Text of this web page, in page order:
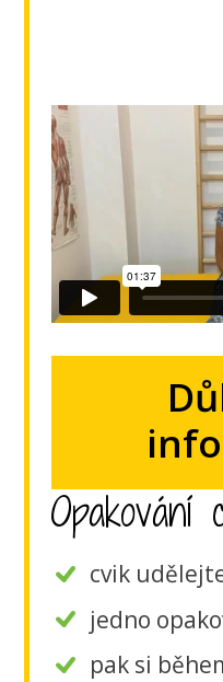
Opakování
cvik
jedno
pak si